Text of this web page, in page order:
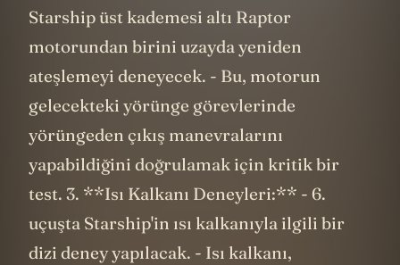
Starship üst kademesi altı Raptor
motorundan birini uzayda yeniden
ateşlemeyi deneyecek. - Bu, motorun
gelecekteki yörünge görevlerinde
yörüngeden çıkış manevralarını
yapabildiğini doğrulamak için kritik bir
test. 3. **Isı Kalkanı Deneyleri:** - 6.
uçuşta Starship'in ısı kalkanıyla ilgili bir
dizi deney yapılacak. - Isı kalkanı,